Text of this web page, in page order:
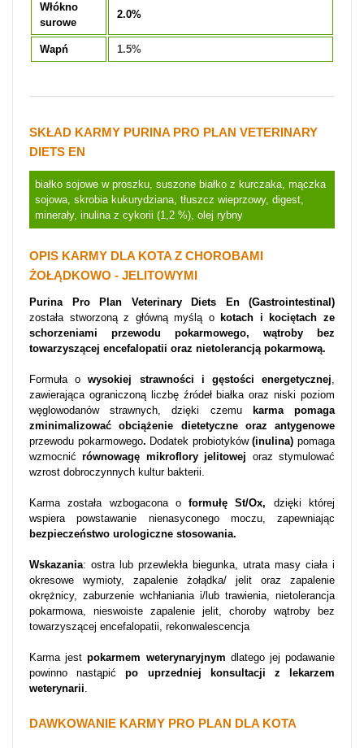
Włókno
surowe
2.0%
Wapń 1.5%
SKŁAD KARMY PURINA PRO PLAN VETERINARY
DIETS EN
białko sojowe w proszku, suszone białko z kurczaka, mączka
sojowa, skrobia kukurydziana, tłuszcz wieprzowy, digest,
minerały, inulina z cykorii (1,2 %), olej rybny
OPIS KARMY DLA KOTA Z CHOROBAMI
ŻOŁĄDKOWO - JELITOWYMI
Purina Pro Plan Veterinary Diets En (Gastrointestinal)
została stworzoną z główną myślą o kotach i kociętach ze
schorzeniami przewodu pokarmowego, wątroby bez
towarzyszącej encefalopatii oraz nietolerancją pokarmową.
Formuła owysokiej strawności i gęstości energetycznej,
zawierająca ograniczoną liczbę źródeł białka oraz niski poziom
węglowodanów strawnych, dzięki czemukarma pomaga
zminimalizować obciążenie dietetyczne oraz antygenowe
przewodu pokarmowego. Dodatek probiotyków(inulina)pomaga
wzmocnićrównowagę mikroflory jelitowej oraz stymulować
wzrost dobroczynnych kultur bakterii.
Karma została wzbogacona oformułę St/Ox, dzięki której
wspiera powstawanie nienasyconego moczu, zapewniając
bezpieczeństwo urologiczne stosowania.
Wskazania: ostra lub przewlekła biegunka, utrata masy ciała i
okresowe wymioty, zapalenie żołądka/ jelit oraz zapalenie
okrężnicy, zaburzenie wchłaniania i/lub trawienia, nietolerancja
pokarmowa, nieswoiste zapalenie jelit, choroby wątroby bez
towarzyszącej encefalopatii, rekonwalescencja
Karma jestpokarmem weterynaryjnym dlatego jej podawanie
powinno nastąpićpo uprzedniej konsultacji z lekarzem
weterynarii.
DAWKOWANIE KARMY PRO PLAN DLA KOTA